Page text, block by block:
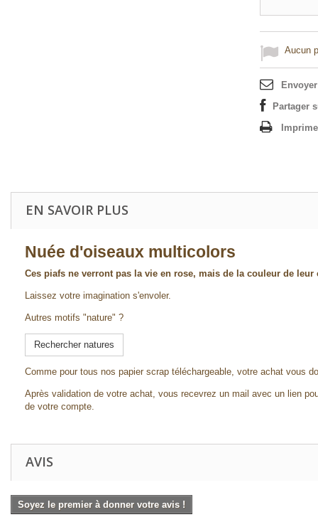
Aucun
Partager
EN SAVOIR PLUS
Nuée d'oiseaux multicolors
Ces piafs ne verront pas la vie en rose, mais de la couleur de leur
Laissez votre imagination s'envoler.
Autres motifs "nature" ?
Rechercher natures
Comme pour tous nos papier scrap téléchargeable, votre achat vous
Après validation de votre achat, vous recevrez un mail avec un lien
de votre compte.
AVIS
Soyez le premier à donner votre avis !